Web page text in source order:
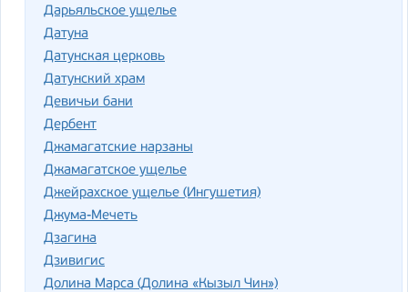
Дарьяльское ущелье
Датуна
Датунская церковь
Датунский храм
Девичьи бани
Дербент
Джамагатские нарзаны
Джамагатское ущелье
Джейрахское ущелье (Ингушетия)
Джума-Мечеть
Дзагина
Дзивигис
Долина Марса (Долина «Кызыл Чин»)